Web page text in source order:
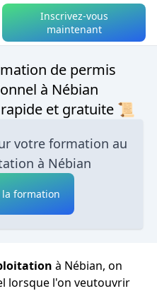
Inscrivez-vous
maintenant
de permis
à Nébian
et gratuite 📜
votre formation au
à Nébian
la formation
à Nébian, on
lorsque l'on veutouvrir